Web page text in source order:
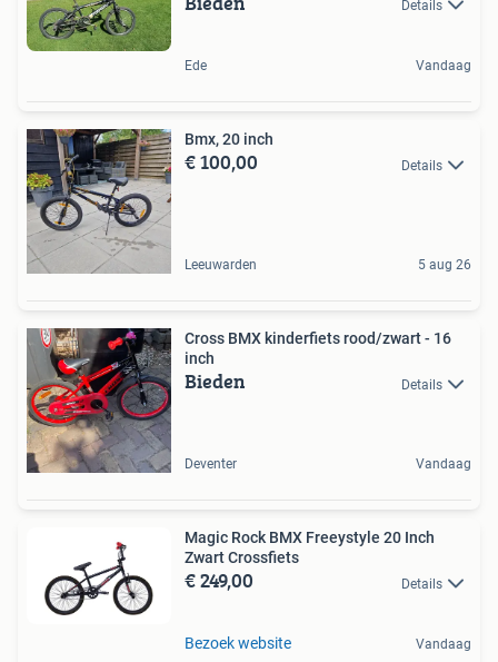
Details
Ede Vandaag
Bmx, 20 inch
€ 100,00 Details
Leeuwarden 5 aug 26
Cross BMX kinderfiets rood/zwart - 16
inch
Bieden Details
Deventer Vandaag
Magic Rock BMX Freeystyle 20 Inch
Zwart Crossfiets
€ 249,00 Details
Bezoek website Vandaag